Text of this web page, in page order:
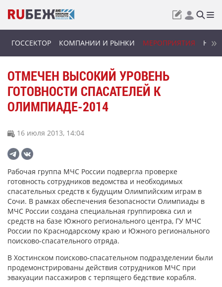
ГОССЕКТОР КОМПАНИИ И РЫНКИ МЕРОПРИЯТИЯ
ОТМЕЧЕН ВЫСОКИЙ УРОВЕНЬ
ГОТОВНОСТИ СПАСАТЕЛЕЙ К
ОЛИМПИАДЕ-2014
16 июля 2013, 14:04
Рабочая группа МЧС России подвергла проверке
готовность сотрудников ведомства и необходимых
спасательных средств к будущим Олимпийским играм в
Сочи. В рамках обеспечения безопасности Олимпиады в
МЧС России создана специальная группировка сил и
средств на базе Южного регионального центра, ГУ МЧС
России по Краснодарскому краю и Южного регионального
поисково-спасательного отряда.
В Хостинском поисково-спасательном подразделении были
продемонстрированы действия сотрудников МЧС при
эвакуации пассажиров с терпящего бедствие корабля.